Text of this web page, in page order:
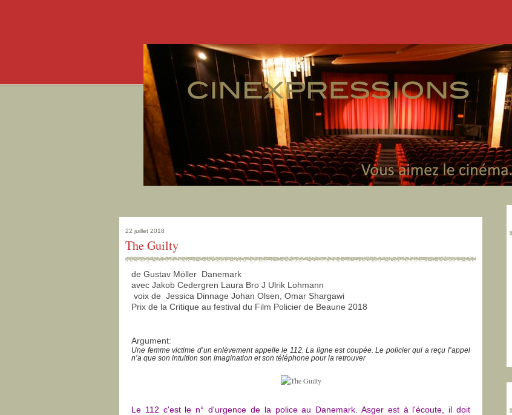
22 juillet 2018
The Guilty
de Gustav Möller Danemark
avec Jakob Cedergren Laura Bro J Ulrik Lohmann
voix de Jessica Dinnage Johan Olsen, Omar Shargawi
Prix de la Critique au festival du Film Policier de Beaune 2018
Argument:
Une femme victime d’un enlèvement appelle le 112. La ligne est coupée. Le policier qui a reçu l’appel
n’a que son intuition son imagination et son téléphone pour la retrouver
Le 112 c'est le n° d'urgence de la police au Danemark. Asger est à l'écoute, il doit